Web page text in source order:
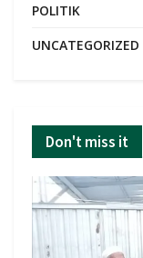
POLITIK
UNCATEGORIZED
Don't miss it